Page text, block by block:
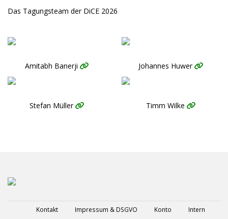
Das Tagungsteam der DiCE 2026
Amitabh Banerji Johannes Huwer
Stefan Müller Timm Wilke
Kontakt Impressum & DSGVO Konto Intern